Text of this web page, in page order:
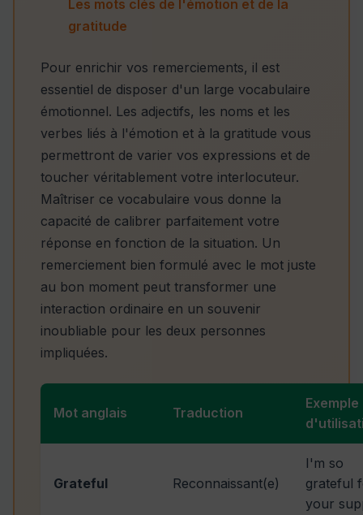
Les mots clés de l'émotion et de la
gratitude
Pour enrichir vos remerciements, il est
essentiel de disposer d'un large vocabulaire
émotionnel. Les adjectifs, les noms et les
verbes liés à l'émotion et à la gratitude vous
permettront de varier vos expressions et de
toucher véritablement votre interlocuteur.
Maîtriser ce vocabulaire vous donne la
capacité de calibrer parfaitement votre
réponse en fonction de la situation. Un
remerciement bien formulé avec le mot juste
au bon moment peut transformer une
interaction ordinaire en un souvenir
inoubliable pour les deux personnes
impliquées.
Mot anglais Traduction
Exemple
Grateful Reconnaissant(e)
I'm so
grateful
your